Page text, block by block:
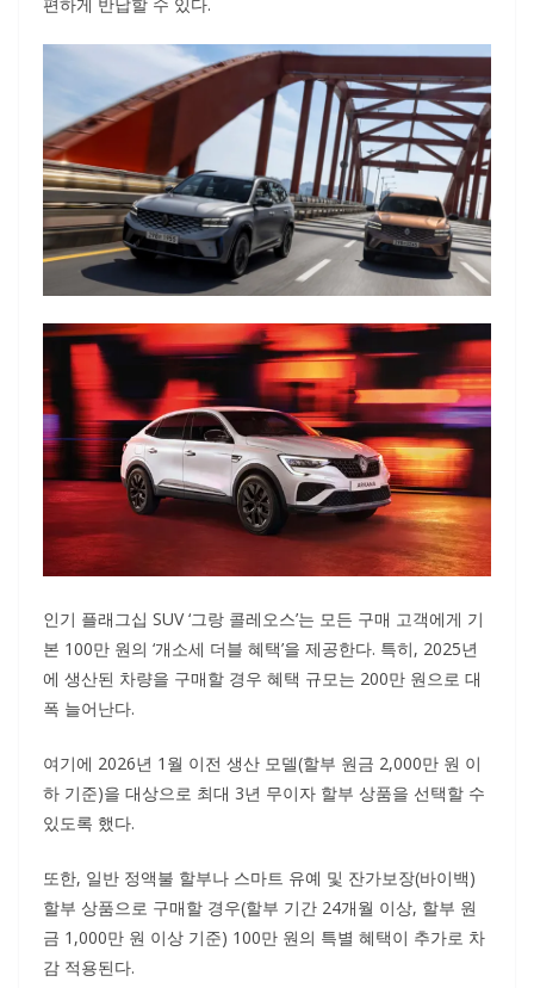
인기 플래그십 SUV ‘그랑 콜레오스’는 모든 구매 고객에게 기
본 100만 원의 ‘개소세 더블 혜택’을 제공한다. 특히, 2025년
에 생산된 차량을 구매할 경우 혜택 규모는 200만 원으로 대
폭 늘어난다.
여기에 2026년 1월 이전 생산 모델(할부 원금 2,000만 원 이
하 기준)을 대상으로 최대 3년 무이자 할부 상품을 선택할 수
있도록 했다.
또한, 일반 정액불 할부나 스마트 유예 및 잔가보장(바이백)
할부 상품으로 구매할 경우(할부 기간 24개월 이상, 할부 원
금 1,000만 원 이상 기준) 100만 원의 특별 혜택이 추가로 차
감 적용된다.